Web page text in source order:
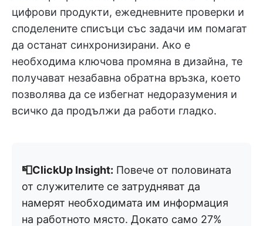
цифрови продукти, ежедневните проверки и
споделените списъци със задачи им помагат
да останат синхронизирани. Ако е
необходима ключова промяна в дизайна, те
получават незабавна обратна връзка, което
позволява да се избегнат недоразумения и
всичко да продължи да работи гладко.
📮ClickUp Insight: Повече от половината
от служителите се затрудняват да
намерят необходимата им информация
на работното място. Докато само 27%